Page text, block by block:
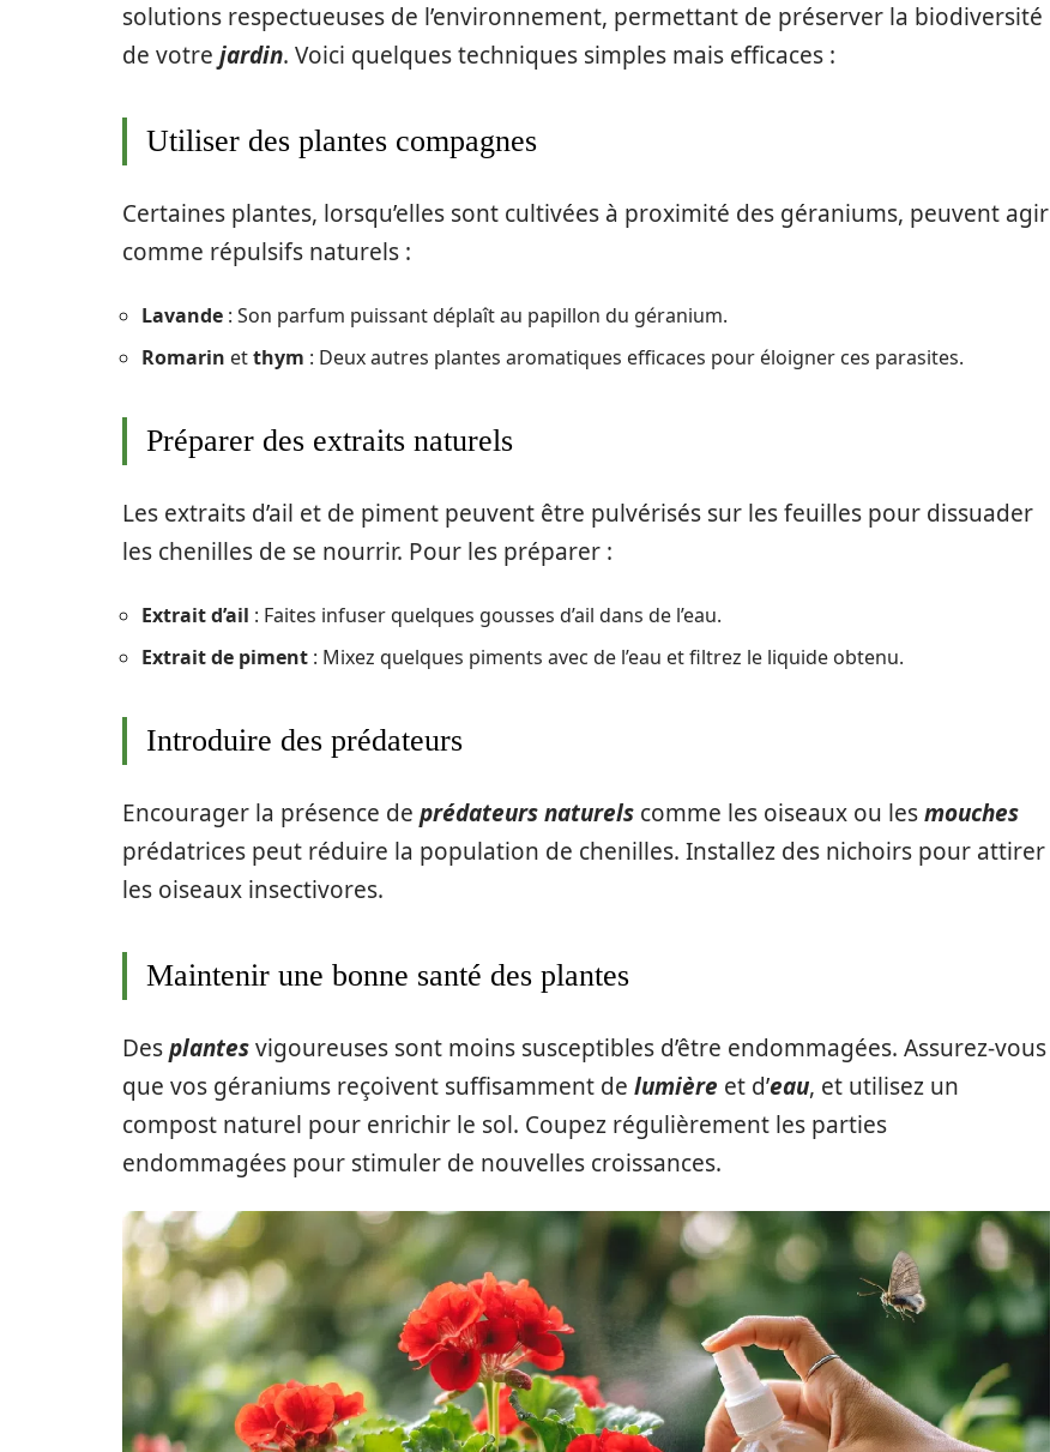
solutions respectueuses de l’environnement, permettant de préserver la biodiversité
de votre jardin. Voici quelques techniques simples mais efficaces :
Utiliser des plantes compagnes
Certaines plantes, lorsqu’elles sont cultivées à proximité des géraniums, peuvent agir
comme répulsifs naturels :
Lavande : Son parfum puissant déplaît au papillon du géranium.
Romarin etthym : Deux autres plantes aromatiques efficaces pour éloigner ces parasites.
Préparer des extraits naturels
Les extraits d’ail et de piment peuvent être pulvérisés sur les feuilles pour dissuader
les chenilles de se nourrir. Pour les préparer :
Extrait d’ail : Faites infuser quelques gousses d’ail dans de l’eau.
Extrait de piment : Mixez quelques piments avec de l’eau et filtrez le liquide obtenu.
Introduire des prédateurs
Encourager la présence de prédateurs naturels comme les oiseaux ou lesmouches
prédatrices peut réduire la population de chenilles. Installez des nichoirs pour attirer
les oiseaux insectivores.
Maintenir une bonne santé des plantes
Desplantesvigoureuses sont moins susceptibles d’être endommagées. Assurez-vous
que vos géraniums reçoivent suffisamment de lumière et d’eau, et utilisez un
compost naturel pour enrichir le sol. Coupez régulièrement les parties
endommagées pour stimuler de nouvelles croissances.